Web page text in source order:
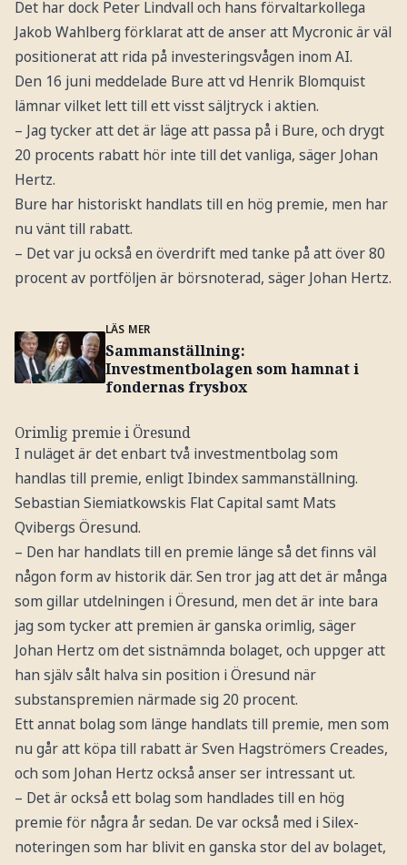
Det har dock Peter Lindvall och hans förvaltarkollega
Jakob Wahlberg förklarat att de anser att Mycronic är väl
positionerat att rida på investeringsvågen inom AI.
Den 16 juni meddelade Bure att vd Henrik Blomquist
lämnar vilket lett till ett visst säljtryck i aktien.
– Jag tycker att det är läge att passa på i Bure, och drygt
20 procents rabatt hör inte till det vanliga, säger Johan
Hertz.
Bure har historiskt handlats till en hög premie, men har
nu vänt till rabatt.
– Det var ju också en överdrift med tanke på att över 80
procent av portföljen är börsnoterad, säger Johan Hertz.
LÄS MER
Sammanställning:
Investmentbolagen som hamnat i
fondernas frysbox
Orimlig premie i Öresund
I nuläget är det enbart två investmentbolag som
handlas till premie, enligt Ibindex sammanställning.
Sebastian Siemiatkowskis Flat Capital samt Mats
Qvibergs Öresund.
– Den har handlats till en premie länge så det finns väl
någon form av historik där. Sen tror jag att det är många
som gillar utdelningen i Öresund, men det är inte bara
jag som tycker att premien är ganska orimlig, säger
Johan Hertz om det sistnämnda bolaget, och uppger att
han själv sålt halva sin position i Öresund när
substanspremien närmade sig 20 procent.
Ett annat bolag som länge handlats till premie, men som
nu går att köpa till rabatt är Sven Hagströmers Creades,
och som Johan Hertz också anser ser intressant ut.
– Det är också ett bolag som handlades till en hög
premie för några år sedan. De var också med i Silex-
noteringen som har blivit en ganska stor del av bolaget,